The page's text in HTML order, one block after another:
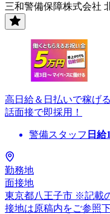
三和警備保障株式会社
高日給＆日払いで稼げ
話面接で即採用！
警備スタッフ 日給
勤務地
面接地
東京都八王子市 ※記載
接地は原稿内をご参照